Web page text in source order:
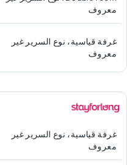
معروف
غرفة قياسية، نوع السرير غير
معروف
غرفة قياسية، نوع السرير غير
معروف